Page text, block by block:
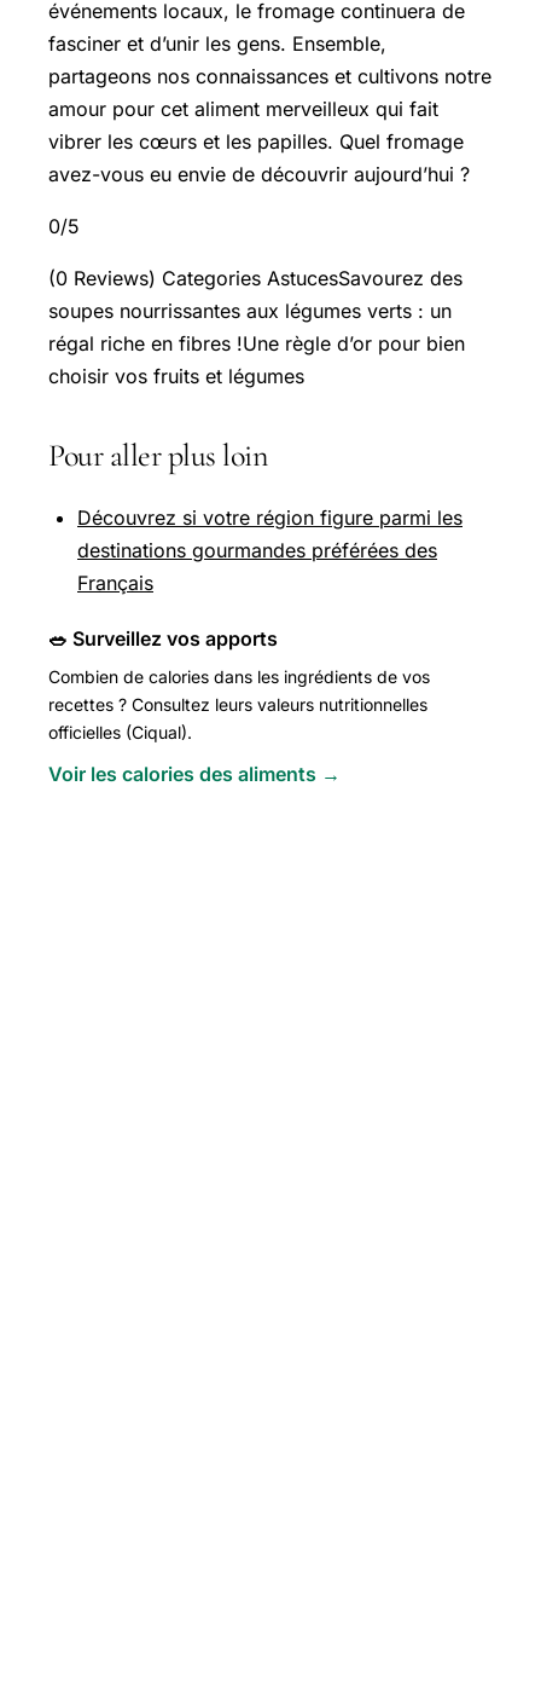
événements locaux, le fromage continuera de
fasciner et d’unir les gens. Ensemble,
partageons nos connaissances et cultivons notre
amour pour cet aliment merveilleux qui fait
vibrer les cœurs et les papilles. Quel fromage
avez-vous eu envie de découvrir aujourd’hui ?
0/5
(0 Reviews) Categories AstucesSavourez des
soupes nourrissantes aux légumes verts : un
régal riche en fibres !Une règle d’or pour bien
choisir vos fruits et légumes
Pour aller plus loin
Découvrez si votre région figure parmi les
destinations gourmandes préférées des
Français
🥗 Surveillez vos apports
Combien de calories dans les ingrédients de vos
recettes ? Consultez leurs valeurs nutritionnelles
officielles (Ciqual).
Voir les calories des aliments →